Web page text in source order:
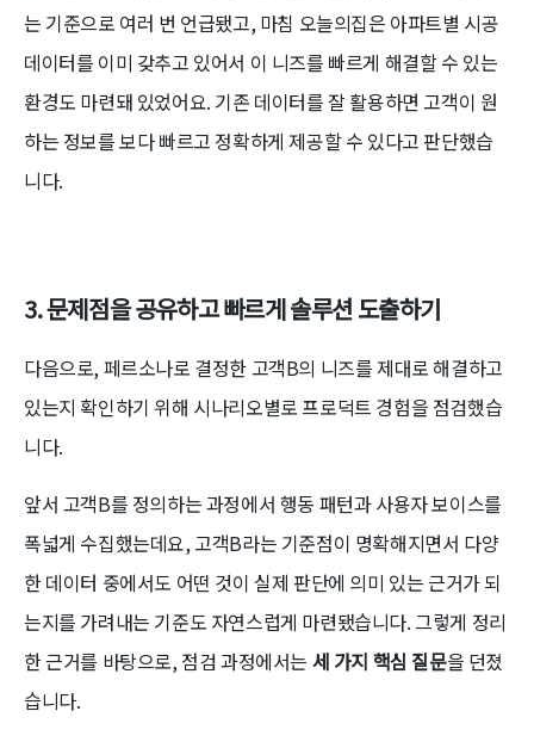
는 기준으로 여러 번 언급됐고, 마침 오늘의집은 아파트별 시공
데이터를 이미 갖추고 있어서 이 니즈를 빠르게 해결할 수 있는
환경도 마련돼 있었어요. 기존 데이터를 잘 활용하면 고객이 원
하는 정보를 보다 빠르고 정확하게 제공할 수 있다고 판단했습
니다.
3.문제점을 공유하고 빠르게 솔루션 도출하기
다음으로, 페르소나로 결정한 고객B의 니즈를 제대로 해결하고
있는지 확인하기 위해 시나리오별로 프로덕트 경험을 점검했습
니다.
앞서 고객B를 정의하는 과정에서 행동 패턴과 사용자 보이스를
폭넓게 수집했는데요, 고객B라는 기준점이 명확해지면서 다양
한 데이터 중에서도 어떤 것이 실제 판단에 의미 있는 근거가 되
는지를 가려내는 기준도 자연스럽게 마련됐습니다. 그렇게 정리
한 근거를 바탕으로, 점검 과정에서는 세 가지 핵심 질문을 던졌
습니다.